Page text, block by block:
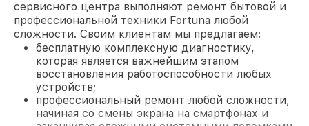
сервисного центра выполняют ремонт бытовой и
профессиональной техники Fortuna любой
сложности. Своим клиентам мы предлагаем:
бесплатную комплексную диагностику,
которая является важнейшим этапом
восстановления работоспособности любых
устройств;
профессиональный ремонт любой сложности,
начиная со смены экрана на смартфонах и